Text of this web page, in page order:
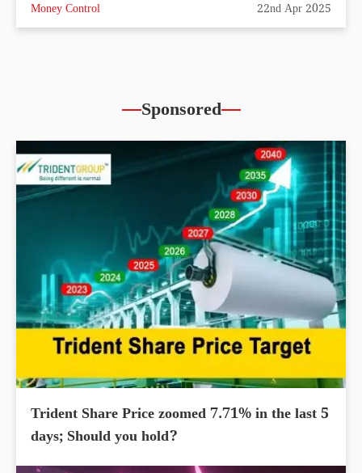
Money Control 22nd Apr 2025
Sponsored
Trident Share Price zoomed 7.71% in the last 5
days; Should you hold?